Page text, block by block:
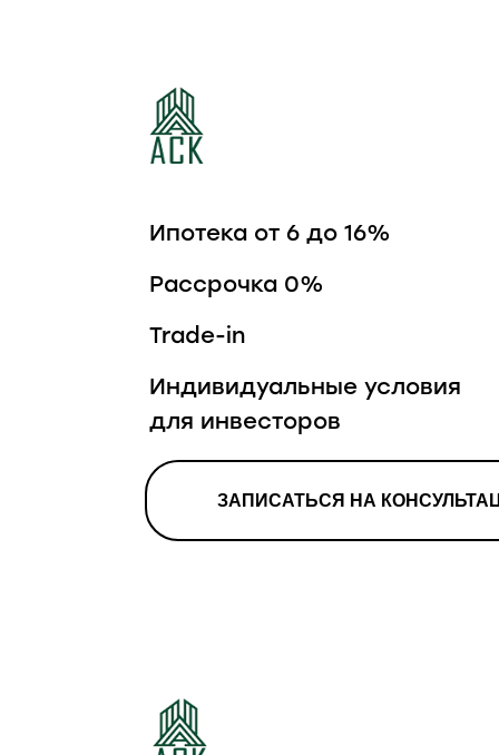
ЖИЛОЙ КВАРТАЛ
ШКОЛЬНЫЙ
Ипотека от 6 до 16%
Рассрочка 0%
Индивидуальные условия
для инвесторов
Trade-in
ЗАПИСАТЬСЯ НА